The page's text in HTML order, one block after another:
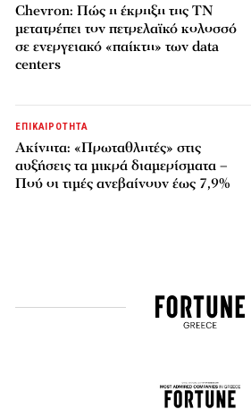
Chevron: Πώς η έκρηξη της ΤΝ
μετατρέπει τον πετρελαϊκό κολοσσό
σε ενεργειακό «παίκτη» των data
centers
ΕΠΙΚΑΙΡΟΤΗΤΑ
Ακίνητα: «Πρωταθλητές» στις
αυξήσεις τα μικρά διαμερίσματα –
Πού οι τιμές ανεβαίνουν έως 7,9%